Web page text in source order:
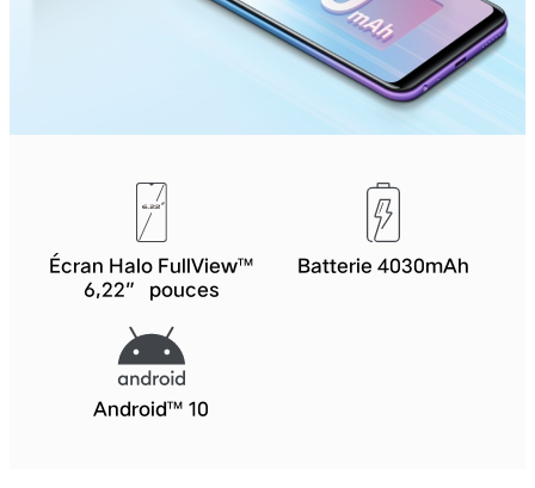
Écran Halo FullView™
6,22” pouces
Batterie 4030mAh
Android™ 10